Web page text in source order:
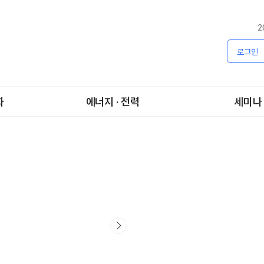
로그인
에너지 · 전력 세미나